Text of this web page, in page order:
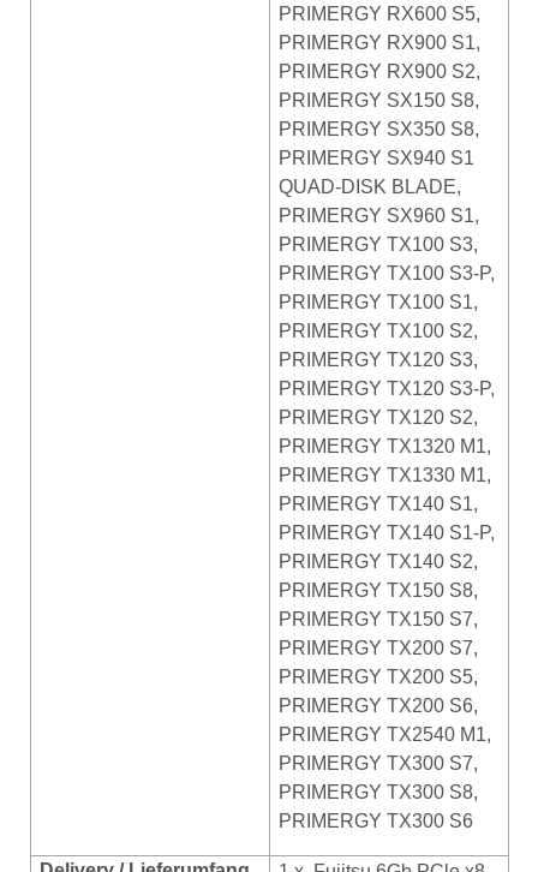
PRIMERGY RX600 S5,
PRIMERGY RX900 S1,
PRIMERGY RX900 S2,
PRIMERGY SX150 S8,
PRIMERGY SX350 S8,
PRIMERGY SX940 S1
QUAD-DISK BLADE,
PRIMERGY SX960 S1,
PRIMERGY TX100 S3,
PRIMERGY TX100 S3-P,
PRIMERGY TX100 S1,
PRIMERGY TX100 S2,
PRIMERGY TX120 S3,
PRIMERGY TX120 S3-P,
PRIMERGY TX120 S2,
PRIMERGY TX1320 M1,
PRIMERGY TX1330 M1,
PRIMERGY TX140 S1,
PRIMERGY TX140 S1-P,
PRIMERGY TX140 S2,
PRIMERGY TX150 S8,
PRIMERGY TX150 S7,
PRIMERGY TX200 S7,
PRIMERGY TX200 S5,
PRIMERGY TX200 S6,
PRIMERGY TX2540 M1,
PRIMERGY TX300 S7,
PRIMERGY TX300 S8,
PRIMERGY TX300 S6